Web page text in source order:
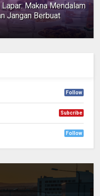
Makna Mendalam
Jangan Berbuat
Follow
Subcribe
Follow